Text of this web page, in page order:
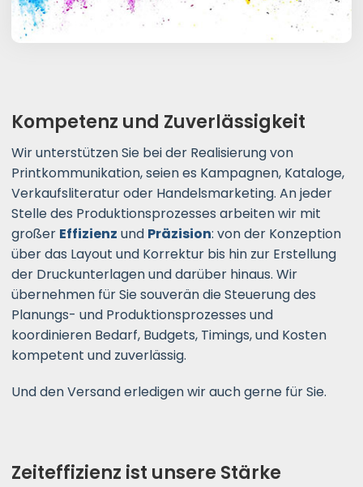
Kompetenz und Zuverlässigkeit
Wir unterstützen Sie bei der Realisierung von
Printkommunikation, seien es Kampagnen, Kataloge,
Verkaufsliteratur oder Handelsmarketing. An jeder
Stelle des Produktionsprozesses arbeiten wir mit
großer Effizienz und Präzision: von der Konzeption
über das Layout und Korrektur bis hin zur Erstellung
der Druckunterlagen und darüber hinaus. Wir
übernehmen für Sie souverän die Steuerung des
Planungs- und Produktionsprozesses und
koordinieren Bedarf, Budgets, Timings, und Kosten
kompetent und zuverlässig.
Und den Versand erledigen wir auch gerne für Sie.
Zeiteffizienz ist unsere Stärke